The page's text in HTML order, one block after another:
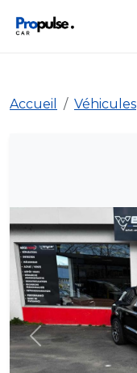
Accueil Véhicules
Précédent